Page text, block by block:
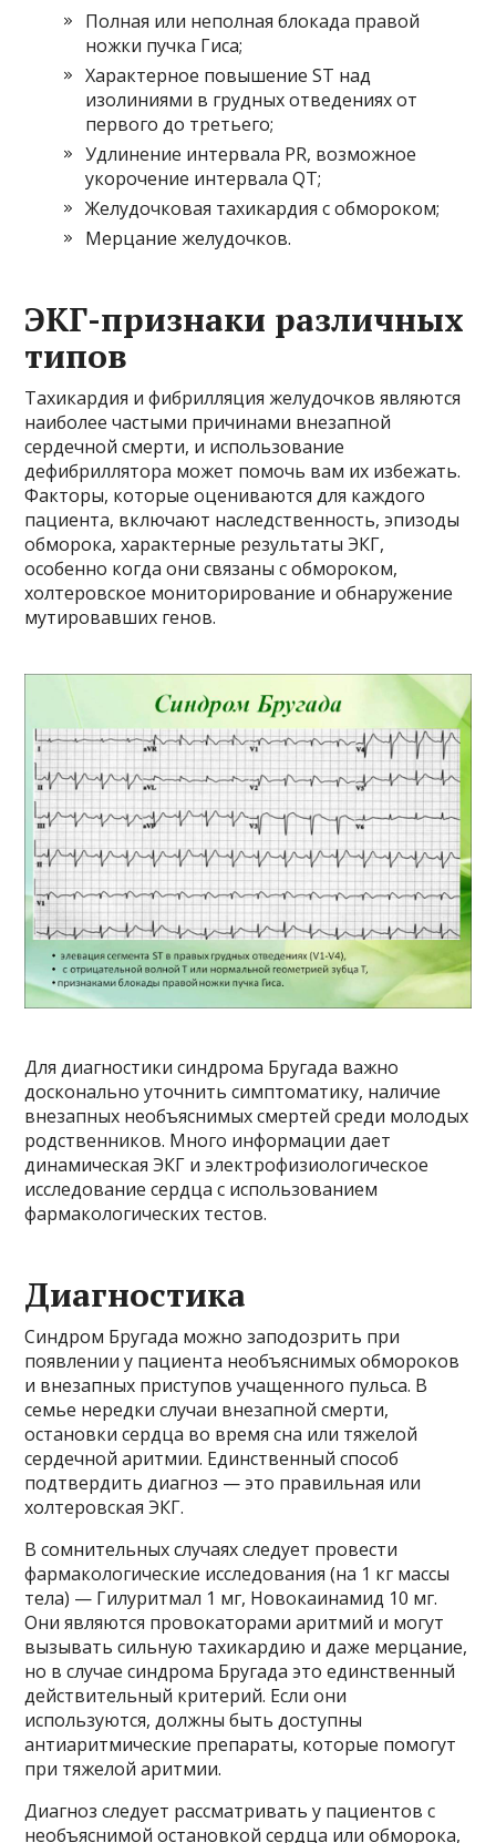
Полная или неполная блокада правой
ножки пучка Гиса;
Характерное повышение ST над
изолиниями в грудных отведениях от
первого до третьего;
Удлинение интервала PR, возможное
укорочение интервала QT;
Желудочковая тахикардия с обмороком;
Мерцание желудочков.
ЭКГ-признаки различных
типов
Тахикардия и фибрилляция желудочков являются
наиболее частыми причинами внезапной
сердечной смерти, и использование
дефибриллятора может помочь вам их избежать.
Факторы, которые оцениваются для каждого
пациента, включают наследственность, эпизоды
обморока, характерные результаты ЭКГ,
особенно когда они связаны с обмороком,
холтеровское мониторирование и обнаружение
мутировавших генов.
Для диагностики синдрома Бругада важно
досконально уточнить симптоматику, наличие
внезапных необъяснимых смертей среди молодых
родственников. Много информации дает
динамическая ЭКГ и электрофизиологическое
исследование сердца с использованием
фармакологических тестов.
Диагностика
Синдром Бругада можно заподозрить при
появлении у пациента необъяснимых обмороков
и внезапных приступов учащенного пульса. В
семье нередки случаи внезапной смерти,
остановки сердца во время сна или тяжелой
сердечной аритмии. Единственный способ
подтвердить диагноз — это правильная или
холтеровская ЭКГ.
В сомнительных случаях следует провести
фармакологические исследования (на 1 кг массы
тела) — Гилуритмал 1 мг, Новокаинамид 10 мг.
Они являются провокаторами аритмий и могут
вызывать сильную тахикардию и даже мерцание,
но в случае синдрома Бругада это единственный
действительный критерий. Если они
используются, должны быть доступны
антиаритмические препараты, которые помогут
при тяжелой аритмии.
Диагноз следует рассматривать у пациентов с
необъяснимой остановкой сердца или обморока,